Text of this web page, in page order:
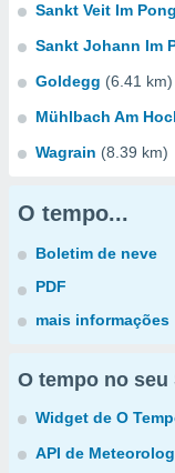
Sankt Veit Im
Sankt Johann Im
Goldegg (6.41 km)
Mühlbach Am
Wagrain (8.39 km)
O tempo...
Boletim de neve
PDF
mais informações
O tempo no seu
Widget de O
API de